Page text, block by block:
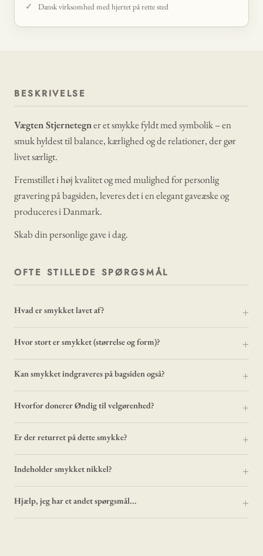
Dansk virksomhed med hjertet på rette sted
BESKRIVELSE
Vægten Stjernetegner et smykke fyldt med symbolik – en
smuk hyldest til balance, kærlighed og de relationer, der gør
livet særligt.
Fremstillet i høj kvalitet og med mulighed for personlig
gravering på bagsiden, leveres det i en elegant gaveæske og
produceres i Danmark.
Skab din personlige gave i dag.
OFTE STILLEDE SPØRGSMÅL
Hvad er smykket lavet af?
Hvor stort er smykket (størrelse og form)?
Kan smykket indgraveres på bagsiden også?
Hvorfor donerer Øndig til velgørenhed?
Er der returret på dette smykke?
Indeholder smykket nikkel?
Hjælp, jeg har et andet spørgsmål...